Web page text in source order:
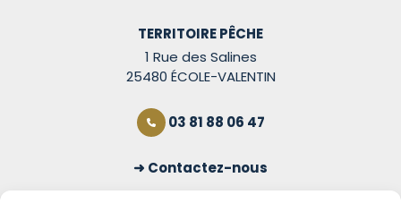
TERRITOIRE PÊCHE
1 Rue des Salines
25480 ÉCOLE-VALENTIN
03 81 88 06 47
Contactez-nous